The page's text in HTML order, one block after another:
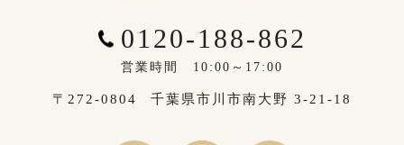
0120-188-862
営業時間 10:00～17:00
〒272-0804 千葉県市川市南大野 3-21-18